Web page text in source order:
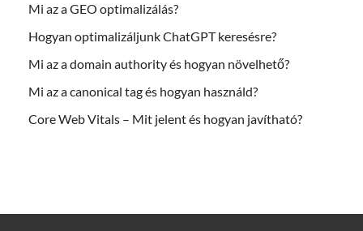
Mi az a GEO optimalizálás?
Hogyan optimalizáljunk ChatGPT keresésre?
Mi az a domain authority és hogyan növelhető?
Mi az a canonical tag és hogyan használd?
Core Web Vitals – Mit jelent és hogyan javítható?